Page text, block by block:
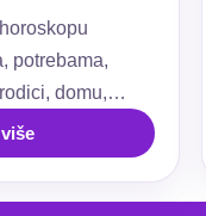
potrebama,
domu,
sigurnosti.